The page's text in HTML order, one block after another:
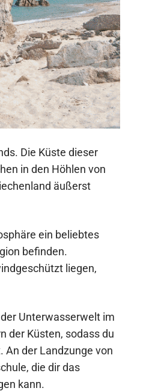
Die Küste dieser
in den Höhlen von
äußerst
ein beliebtes
befinden.
liegen,
Unterwasserwelt im
der Küsten, sodass du
An der Landzunge von
die dir das
kann.